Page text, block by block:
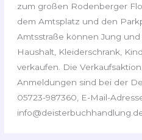
zum großen Rodenberger
dem Amtsplatz und den
Amtsstraße können Jung
Haushalt, Kleiderschrank,
verkaufen. Die
Anmeldungen sind bei der
05723-987360, E-Mail-